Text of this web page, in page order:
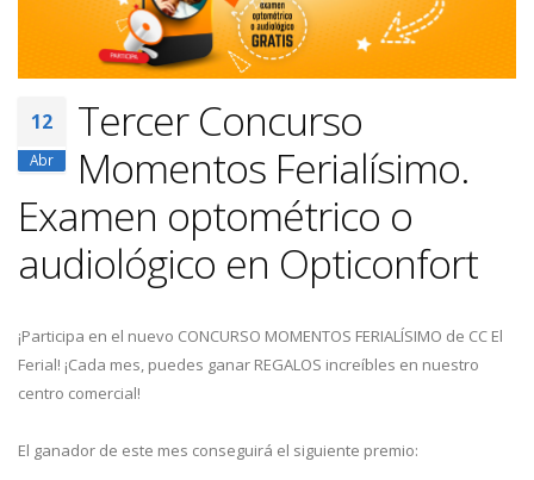
12
Abr
Tercer Concurso
Momentos Ferialísimo.
Examen optométrico o
audiológico en Opticonfort
¡Participa en el nuevo CONCURSO MOMENTOS FERIALÍSIMO de CC El
Ferial! ¡Cada mes, puedes ganar REGALOS increíbles en nuestro
centro comercial!
El ganador de este mes conseguirá el siguiente premio: